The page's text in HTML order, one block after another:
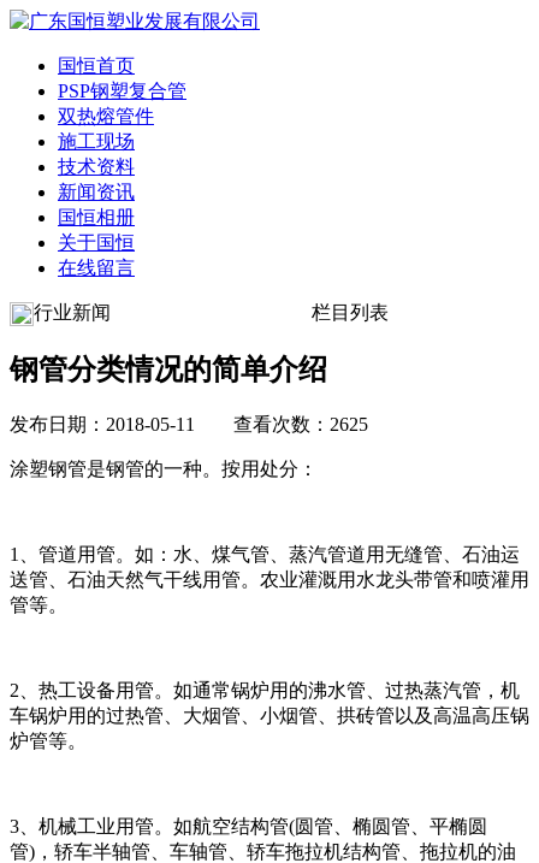
国恒首页
PSP钢塑复合管
双热熔管件
施工现场
技术资料
新闻资讯
国恒相册
关于国恒
在线留言
行业新闻 栏目列表
钢管分类情况的简单介绍
发布日期：2018-05-11 查看次数：2625
涂塑钢管是钢管的一种。按用处分：
1、管道用管。如：水、煤气管、蒸汽管道用无缝管、石油运
送管、石油天然气干线用管。农业灌溉用水龙头带管和喷灌用
管等。
2、热工设备用管。如通常锅炉用的沸水管、过热蒸汽管，机
车锅炉用的过热管、大烟管、小烟管、拱砖管以及高温高压锅
炉管等。
3、机械工业用管。如航空结构管(圆管、椭圆管、平椭圆
管)，轿车半轴管、车轴管、轿车拖拉机结构管、拖拉机的油